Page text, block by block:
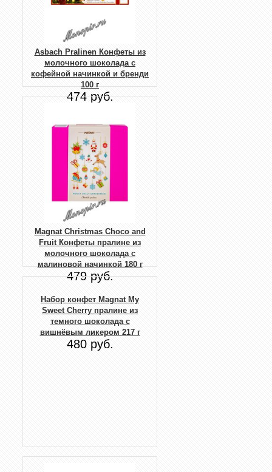
Asbach Pralinen Конфеты из
молочного шоколада с
кофейной начинкой и бренди
100 г
474 руб.
Magnat Christmas Choco and
Fruit Конфеты пралине из
молочного шоколада с
малиновой начинкой 180 г
479 руб.
Набор конфет Magnat My
Sweet Cherry пралине из
темного шоколада с
вишнёвым ликером 217 г
480 руб.